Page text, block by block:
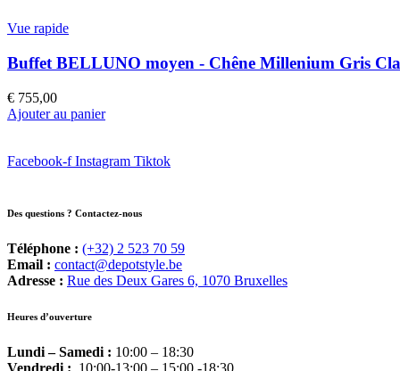
Vue rapide
Buffet BELLUNO moyen - Chêne Millenium Gris
€ 755,00
Ajouter au panier
Facebook-f Instagram Tiktok
Des questions ? Contactez-nous
Téléphone : (+32) 2 523 70 59
Email : contact@depotstyle.be
Adresse : Rue des Deux Gares 6, 1070 Bruxelles
Heures d’ouverture
Lundi – Samedi : 10:00 – 18:30
Vendredi : 10:00-13:00 – 15:00 -18:30